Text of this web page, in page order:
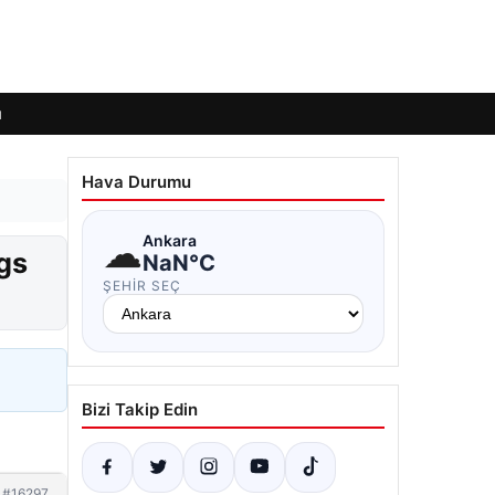
Hava Durumu
☁Ankara
NaN°C
ŞEHIR SEÇ
Bizi Takip Edin